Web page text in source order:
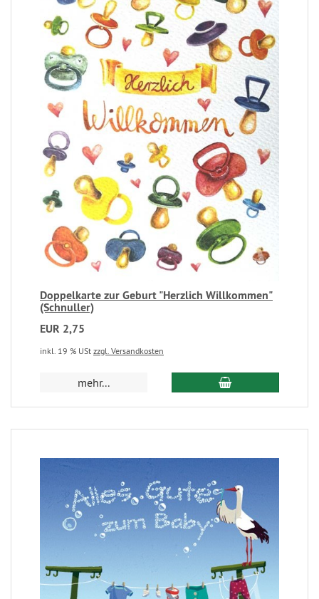
Doppelkarte zur Geburt "Herzlich Willkommen"
(Schnuller)
EUR 2,75
inkl. 19 % USt zzgl. Versandkosten
mehr...